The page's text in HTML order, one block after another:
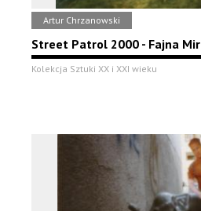
Artur Chrzanowski
Street Patrol 2000 - Fajna
Kolekcja Sztuki XX i XXI wieku